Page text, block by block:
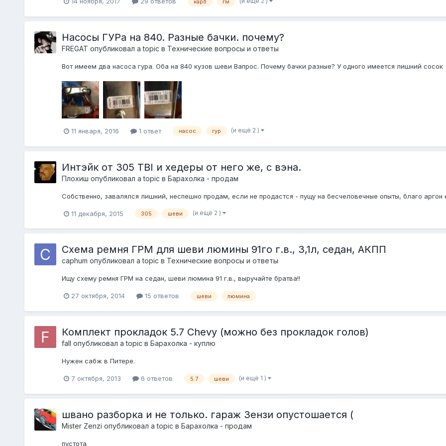
Насосы ГУРа на 840. Разные бачки. почему?
FREGAT опубликовал a topic в Технические вопросы и ответы
Вот имеем два насоса гура. Оба на 840 кузов шеви Вапрос. Почему бачки разные? У одного имеется лишний сосок
11 января, 2016 1 ответ насос гур (и ещё 2 )
Интэйк от 305 TBI и хедеры от него же, с вэна.
Плохиш опубликовал a topic в Барахолка - продам
Собственно, завалялся лишний, неспешно продам, если не продастся - пущу на бесчеловечные опыты, благо аргон
11 декабря, 2015 305 шеви (и ещё 2 )
Схема ремня ГРМ для шеви люмины 91го г.в., 3,1л, седан, АКПП
caphum опубликовал a topic в Технические вопросы и ответы
Ищу схему ремня ГРМ на седан, шеви люмина 91 г.в., выручайте братва!!
27 октября, 2014 15 ответов шеви люмина
Комплект прокладок 5.7 Chevy (можно без прокладок голов)
fall опубликовал a topic в Барахолка - куплю
Нужен сабж в Питере.
7 октября, 2013 6 ответов 5.7 шеви (и ещё 1 )
швано разборка и не только. гараж Зензи опустошается (
Mister Zenzi опубликовал a topic в Барахолка - продам
пустота